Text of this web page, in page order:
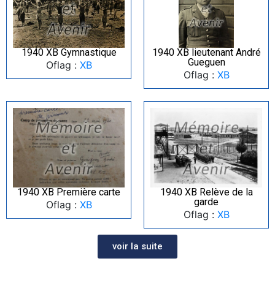
1940 XB Gymnastique
Oflag : XB
1940 XB lieutenant André
Gueguen
Oflag : XB
1940 XB Première carte
Oflag : XB
1940 XB Relève de la
garde
Oflag : XB
voir la suite